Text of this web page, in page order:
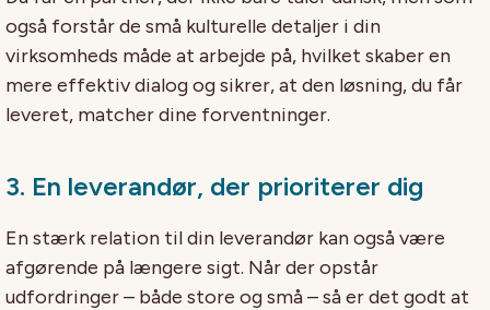
også forstår de små kulturelle detaljer i din
virksomheds måde at arbejde på, hvilket skaber en
mere effektiv dialog og sikrer, at den løsning, du får
leveret, matcher dine forventninger.
3. En leverandør, der prioriterer dig
En stærk relation til din leverandør kan også være
afgørende på længere sigt. Når der opstår
udfordringer – både store og små – så er det godt at